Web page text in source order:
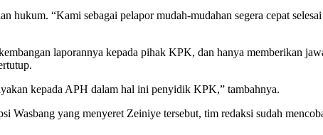
hukum. “Kami sebagai pelapor mudah-mudahan segera cepat
laporannya kepada pihak KPK, dan hanya memberikan
kepada APH dalam hal ini penyidik KPK,” tambahnya.
Wasbang yang menyeret Zeiniye tersebut, tim redaksi sudah